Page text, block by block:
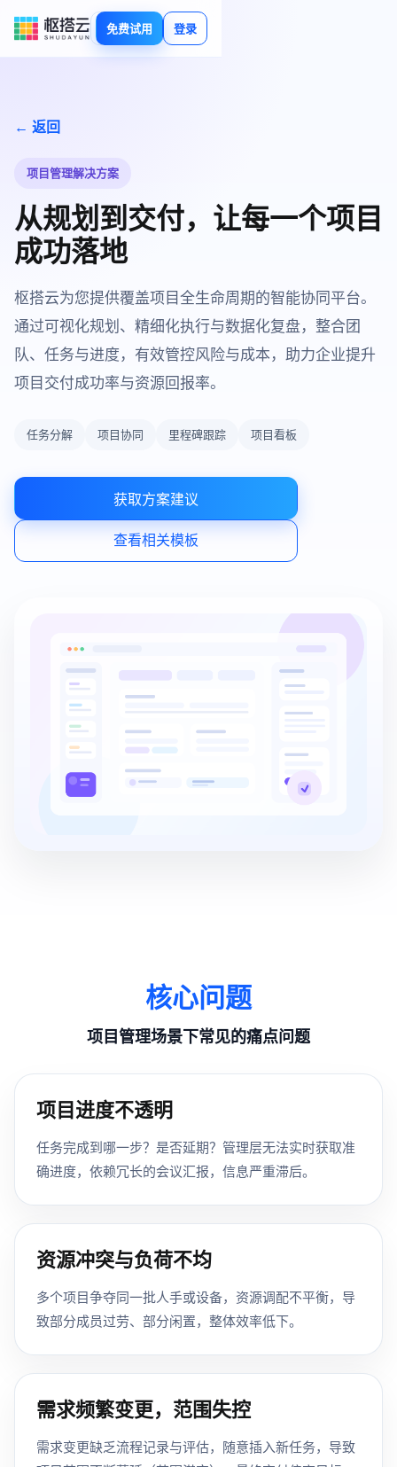
免费试用 登录
← 返回
项目管理解决方案
从规划到交付，让每一个项目
成功落地
枢搭云为您提供覆盖项目全生命周期的智能协同平台。
通过可视化规划、精细化执行与数据化复盘，整合团
队、任务与进度，有效管控风险与成本，助力企业提升
项目交付成功率与资源回报率。
任务分解 项目协同 里程碑跟踪 项目看板
获取方案建议
查看相关模板
核心问题
项目管理场景下常见的痛点问题
项目进度不透明
任务完成到哪一步？是否延期？管理层无法实时获取准
确进度，依赖冗长的会议汇报，信息严重滞后。
资源冲突与负荷不均
多个项目争夺同一批人手或设备，资源调配不平衡，导
致部分成员过劳、部分闲置，整体效率低下。
需求频繁变更，范围失控
需求变更缺乏流程记录与评估，随意插入新任务，导致